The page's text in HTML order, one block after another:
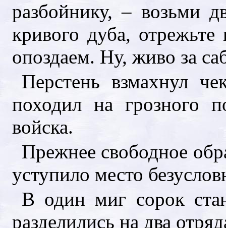
разбойнику, – возьми
кривого дуба,
опоздаем. Ну, живо за
Перстень взмахнул
походил на грозного
войска.
Прежнее свободное
уступило место
В один миг сорок
разделились на два